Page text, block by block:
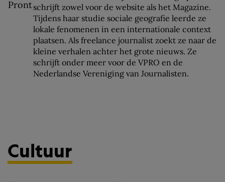
schrijft zowel voor de website als het Magazine.
Tijdens haar studie sociale geografie leerde ze
lokale fenomenen in een internationale context
plaatsen. Als freelance journalist zoekt ze naar de
kleine verhalen achter het grote nieuws. Ze
schrijft onder meer voor de VPRO en de
Nederlandse Vereniging van Journalisten.
Cultuur